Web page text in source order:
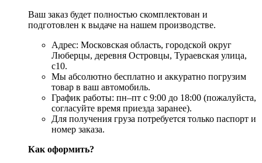
Ваш заказ будет полностью скомплектован и
подготовлен к выдаче на нашем производстве.
Адрес: Московская область, городской округ
Люберцы, деревня Островцы, Тураевская улица,
с10.
Мы абсолютно бесплатно и аккуратно погрузим
товар в ваш автомобиль.
График работы: пн–пт с 9:00 до 18:00 (пожалуйста,
согласуйте время приезда заранее).
Для получения груза потребуется только паспорт и
номер заказа.
Как оформить?